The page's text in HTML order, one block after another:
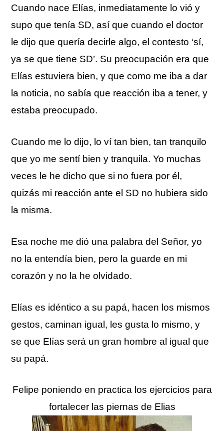
Cuando nace Elías, inmediatamente lo vió y
supo que tenía SD, así que cuando el doctor
le dijo que quería decirle algo, el contesto ‘sí,
ya se que tiene SD’. Su preocupación era que
Elías estuviera bien, y que como me iba a dar
la noticia, no sabía que reacción iba a tener, y
estaba preocupado.
Cuando me lo dijo, lo ví tan bien, tan tranquilo
que yo me sentí bien y tranquila. Yo muchas
veces le he dicho que si no fuera por él,
quizás mi reacción ante el SD no hubiera sido
la misma.
Esa noche me dió una palabra del Señor, yo
no la entendía bien, pero la guarde en mi
corazón y no la he olvidado.
Elías es idéntico a su papá, hacen los mismos
gestos, caminan igual, les gusta lo mismo, y
se que Elías será un gran hombre al igual que
su papá.
Felipe poniendo en practica los ejercicios para
fortalecer las piernas de Elias